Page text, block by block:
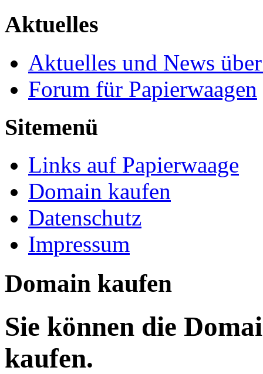
Aktuelles
Aktuelles und News
Forum für Papierwaagen
Sitemenü
Links auf Papierwaage
Domain kaufen
Datenschutz
Impressum
Domain kaufen
Sie können die
kaufen.